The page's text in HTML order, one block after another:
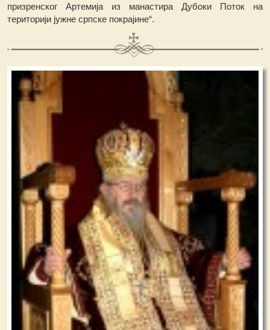
призренског Артемија из манастира Дубоки Поток на
територији јужне српске покрајине“.